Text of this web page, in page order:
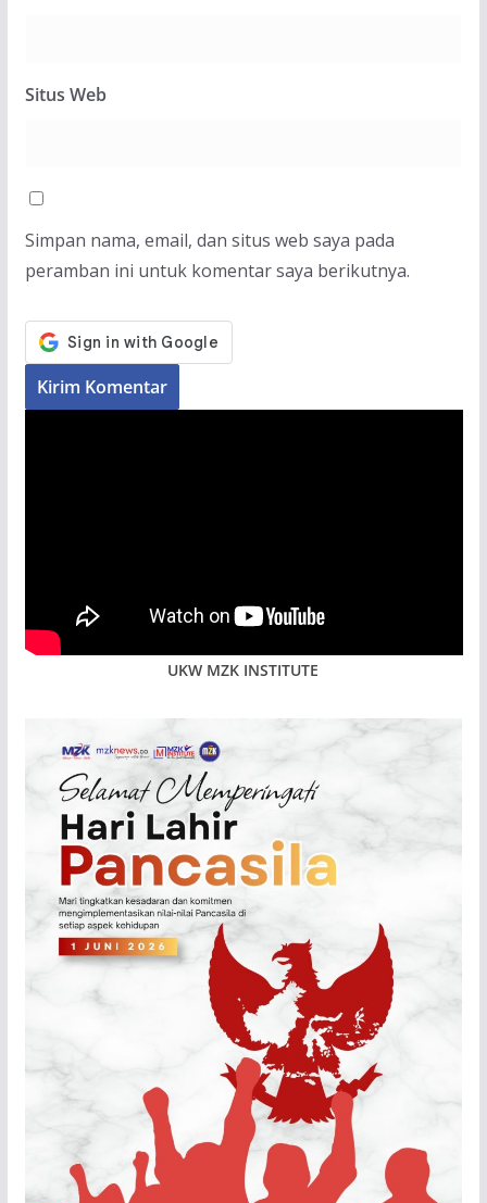
Situs Web
Simpan nama, email, dan situs web saya pada
peramban ini untuk komentar saya berikutnya.
UKW MZK INSTITUTE